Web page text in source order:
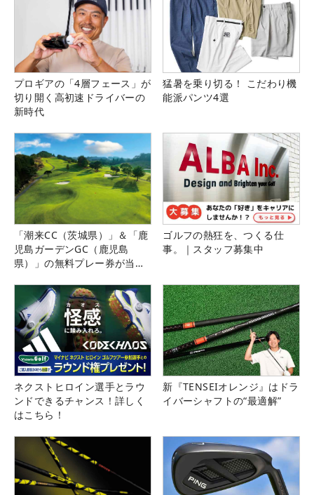
プロギアの「4層フェース」が
切り開く高初速ドライバーの
新時代
猛暑を乗り切る！ こだわり機
能派パンツ4選
「潮来CC（茨城県）」＆「鹿
児島ガーデンGC（鹿児島
県）」の無料プレー券が当た
ゴルフの熱狂を、つくる仕
事。｜スタッフ募集中
ネクストヒロイン選手とラウ
ンドできるチャンス！詳しく
はこちら！
新『TENSEIオレンジ』はドラ
イバーシャフトの“最適解”